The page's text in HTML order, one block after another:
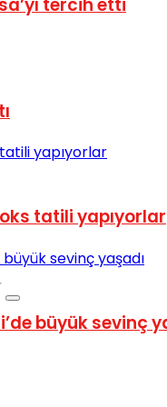
tercih etti
tatili yapıyorlar
büyük sevinç